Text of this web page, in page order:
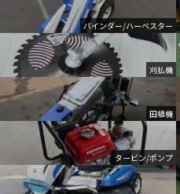
バインダー/ハーベスター
刈払機
田植機
タービン/ポンプ